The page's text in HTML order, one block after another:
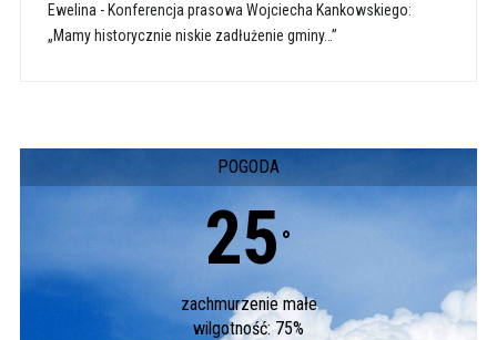
Ewelina - Konferencja prasowa Wojciecha Kankowskiego:
„Mamy historycznie niskie zadłużenie gminy…”
POGODA
25 °
zachmurzenie małe
wilgotność: 75%